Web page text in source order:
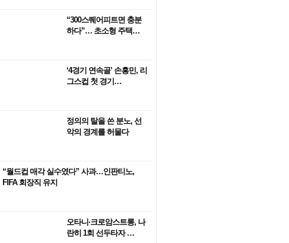
“300스퀘어피트면 충분
하다”… 초소형 주택…
‘4경기 연속골’ 손흥민, 리
그스컵 첫 경기…
정의의 탈을 쓴 분노, 선
악의 경계를 허물다
“월드컵 매각 실수였다” 사과…인판티노,
FIFA 회장직 유지
오타니·크로암스트롱, 나
란히 1회 선두타자 …